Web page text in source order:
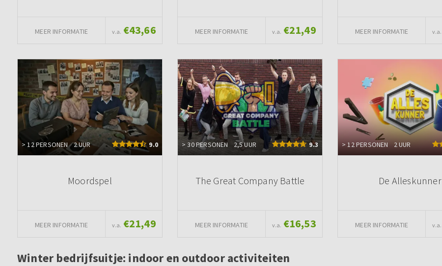
MEER INFORMATIE v.a. €43,66 MEER INFORMATIE v.a. €21,49 MEER INFORMATIE v.a.
> 12 PERSONEN 2 UUR 9.0
Moordspel
MEER INFORMATIE v.a. €21,49
> 30 PERSONEN 2,5 UUR 9.3
The Great Company Battle
MEER INFORMATIE v.a. €16,53
> 12 PERSONEN 2 UUR
De Alleskunner
MEER INFORMATIE v.a.
Winter bedrijfsuitje: indoor en outdoor activiteiten